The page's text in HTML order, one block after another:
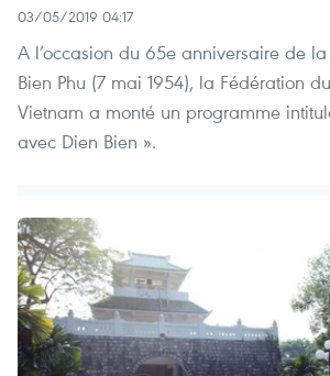
03/05/2019 04:17
A l’occasion du 65e anniversaire de
Bien Phu (7 mai 1954), la Fédération
Vietnam a monté un programme
avec Dien Bien ».